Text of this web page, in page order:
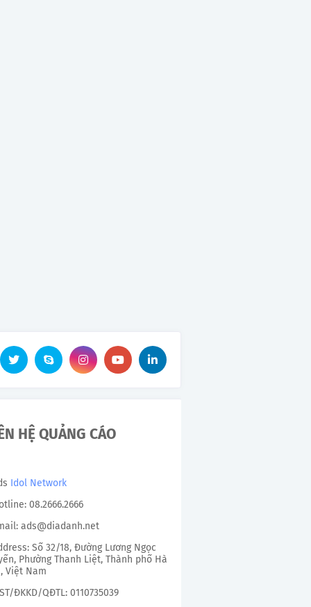
HỆ QUẢNG CÁO
Idol Network
08.2666.2666
ads@diadanh.net
Số 32/18, Đường Lương Ngọc
Phường Thanh Liệt, Thành phố Hà
Việt Nam
ĐKKD/QĐTL: 0110735039